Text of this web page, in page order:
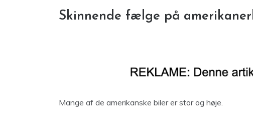
Skinnende fælge på
Mange af de amerikanske biler er stor og høje.